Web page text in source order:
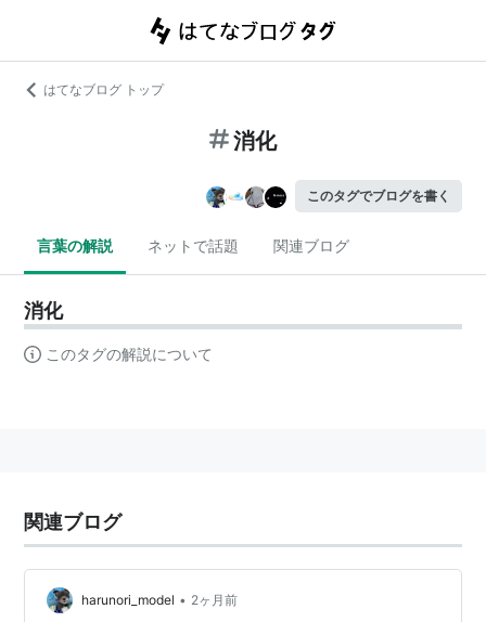
はてなブログ トップ
消化
このタグでブログを書く
言葉の解説 ネットで話題 関連ブログ
消化
このタグの解説について
関連ブログ
harunori_model • 2ヶ月前